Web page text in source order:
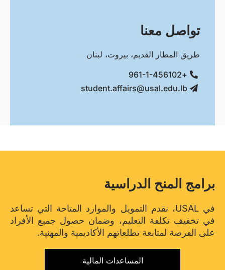
تواصل معنا
طريق المطار القديم، بيروت، لبنان
+961-1-456102
student.affairs@usal.edu.lb
برامج المنح الدراسية
في USAL، نقدم التمويل والموارد المتاحة التي تساعد
في تخفيف تكلفة التعليم، وضمان حصول جميع الأفراد
على الفرصة لمتابعة تطلعاتهم الأكاديمية والمهنية.
المساعدات المالية